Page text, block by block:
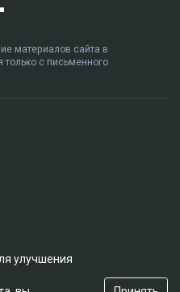
материалов сайта в
только с письменного
улучшения